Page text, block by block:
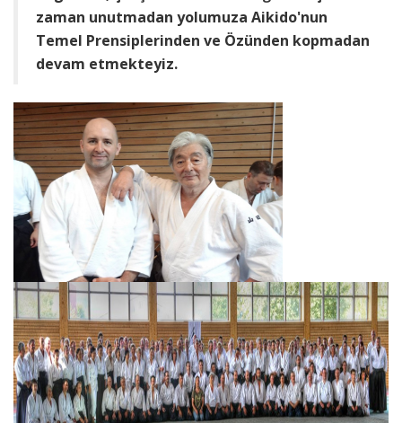
zaman unutmadan yolumuza Aikido'nun
Temel Prensiplerinden ve Özünden kopmadan
devam etmekteyiz.